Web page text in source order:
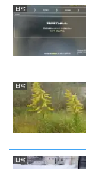
日常
日常
日常